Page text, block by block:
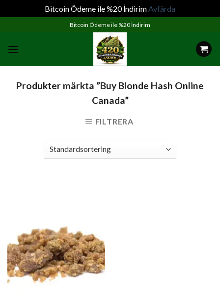
Bitcoin Ödeme ile %20 İndirimAvfärda
content
Bitcoin Ödeme ile %20 İndirim
Produkter märkta ”Buy Blonde Hash Online
Canada”
FILTRERA